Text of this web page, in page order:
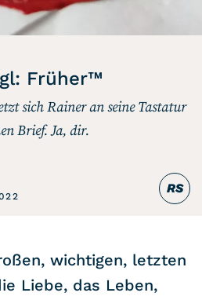
Früher™
sich Rainer an seine Tastatur
Brief. Ja, dir.
RS
wichtigen, letzten
Liebe, das Leben,